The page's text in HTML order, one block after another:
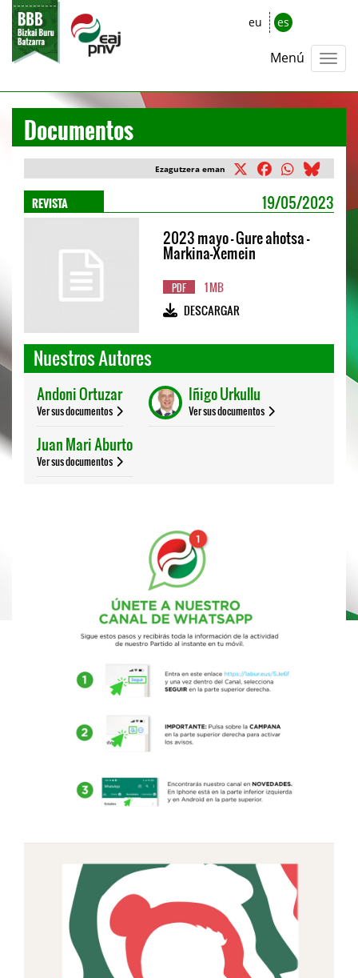
eu es
Menú
Documentos
Ezagutzera eman
REVISTA
19/05/2023
2023 mayo - Gure ahotsa -
Markina-Xemein
PDF
1 MB
DESCARGAR
Nuestros Autores
Andoni Ortuzar
Ver sus documentos
Iñigo Urkullu
Ver sus documentos
Juan Mari Aburto
Ver sus documentos